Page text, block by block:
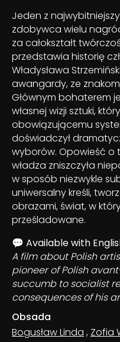
Jeden z
zdobywca wielu
za całokształt
przedstawia historię
Władysława
awangardy, ze
Głównym bohaterem
własnej wizji sztuki,
obowiązującemu
doświadczył
wyborów. Opowieść o
władza zniszczyła
w sposób niezwykle
uniwersalny kreśli,
obrazami, świat, w
prześladowane.
💬 Available with
A film about Polish
pioneer of Polish
succumb to socialist
consequences of his
Obsada
Bogusław Linda , Zofia